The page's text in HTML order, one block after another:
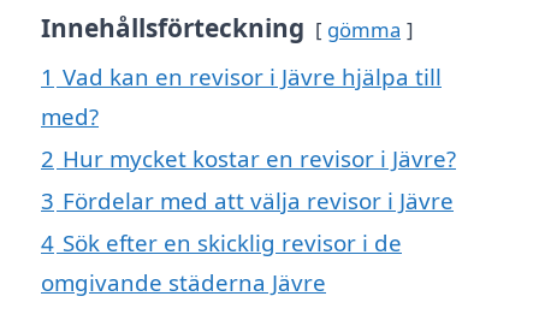
Innehållsförteckning gömma
1 Vad kan en revisor i Jävre hjälpa till
med?
2 Hur mycket kostar en revisor i Jävre?
3 Fördelar med att välja revisor i Jävre
4 Sök efter en skicklig revisor i de
omgivande städerna Jävre